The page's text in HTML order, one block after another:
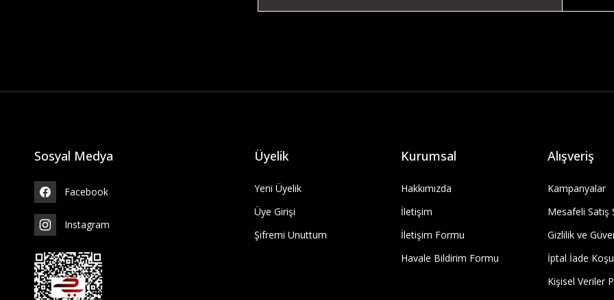
Sosyal Medya
Facebook
Instagram
Üyelik
Yeni Üyelik
Üye Girişi
Şifremi Unuttum
Kurumsal
Hakkımızda
İletişim
İletişim Formu
Havale Bildirim Formu
Alışveriş
Kampanyalar
Mesafeli Satış
Gizlilik ve
İptal İade
Kişisel Veriler